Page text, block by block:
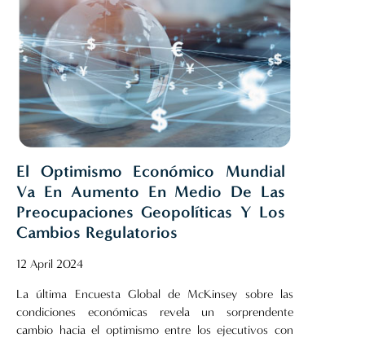
El Optimismo Económico Mundial
Va En Aumento En Medio De Las
Preocupaciones Geopolíticas Y Los
Cambios Regulatorios
12 April 2024
La última Encuesta Global de McKinsey sobre las
condiciones económicas revela un sorprendente
cambio hacia el optimismo entre los ejecutivos con